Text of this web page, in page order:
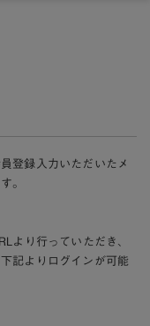
登録入力いただいたメ
。
より行っていただき、
記よりログインが可能